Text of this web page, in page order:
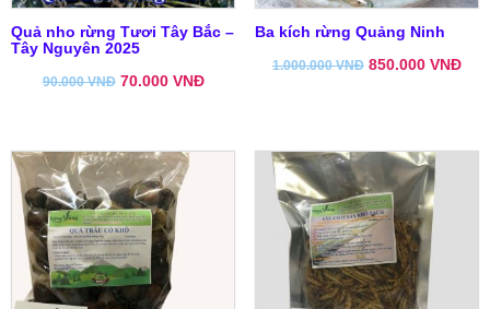
Quả nho rừng Tươi Tây Bắc –
Tây Nguyên 2025
90.000VNĐ 70.000 VNĐ
Ba kích rừng Quảng Ninh
1.000.000VNĐ 850.000 VNĐ